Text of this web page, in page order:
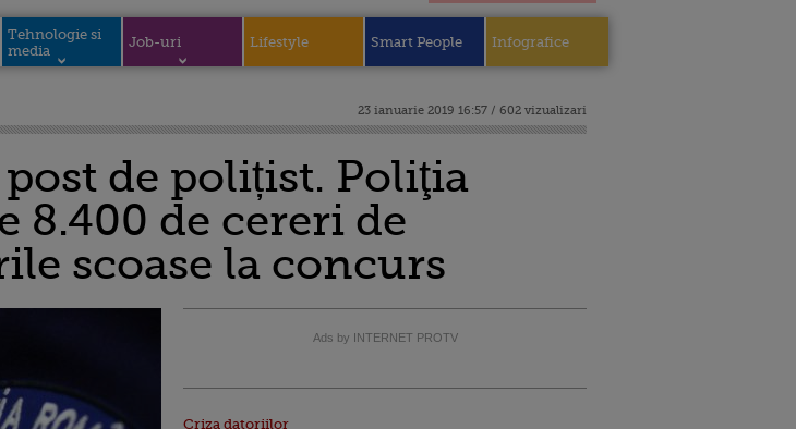
Tehnologie si
media
Job-uri Lifestyle Smart People Infografice
23 ianuarie 2019 16:57 / 602 vizualizari
de polițist. Poliţia
8.400 de cereri de
scoase la concurs
Ads by INTERNET PROTV
Criza datoriilor